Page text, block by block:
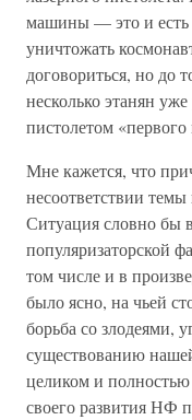
машины — это и есть
уничтожать
договориться, но до
несколько этанян
пистолетом
Мне кажется, что
несоответствии
Ситуация словно бы
популяризаторской
том числе и в
было ясно, на чьей
борьба со
существованию
целиком и полностью
своего развития НФ